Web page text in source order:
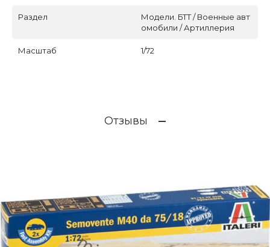
Раздел
Модели. БТТ / Военные авт
омобили / Артиллерия
Масштаб 1/72
Отзывы